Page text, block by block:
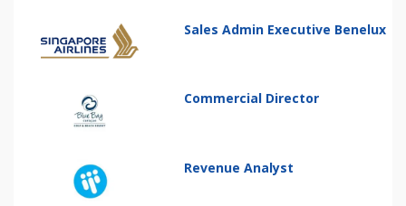
Sales Admin Executive Benelux
Commercial Director
Revenue Analyst